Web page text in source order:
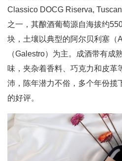
Classico DOCG Riserva,
之一，其酿酒葡萄源自海拔约
块，土壤以典型的阿尔贝利塞（
（Galestro）为主。成酒带有成
味，夹杂着香料、巧克力和皮革
沛，陈年潜力不俗，多个年份揽
的好评。